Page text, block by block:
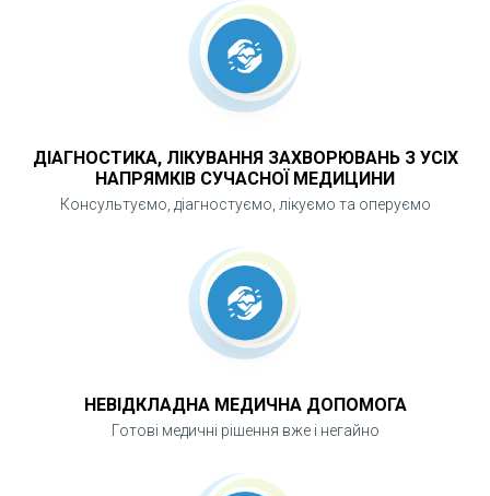
ДІАГНОСТИКА, ЛІКУВАННЯ ЗАХВОРЮВАНЬ З УСІХ
НАПРЯМКІВ СУЧАСНОЇ МЕДИЦИНИ
Консультуємо, діагностуємо, лікуємо та оперуємо
НЕВІДКЛАДНА МЕДИЧНА ДОПОМОГА
Готові медичні рішення вже і негайно